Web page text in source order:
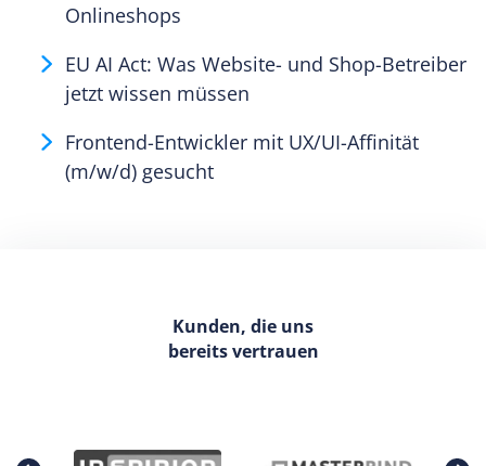
Onlineshops
EU AI Act: Was Website- und Shop-Betreiber
jetzt wissen müssen
Frontend-Entwickler mit UX/UI-Affinität
(m/w/d) gesucht
Kunden, die uns
bereits vertrauen